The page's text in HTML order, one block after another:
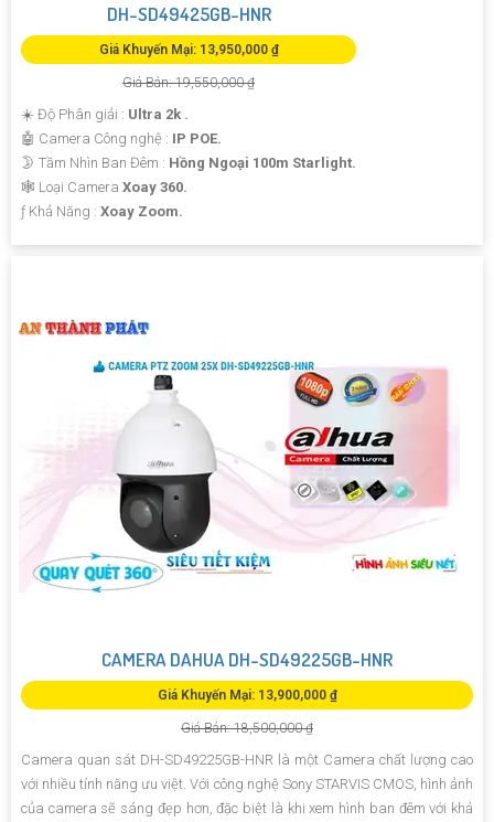
DH-SD49425GB-HNR
Giá Khuyến Mại: 13,950,000 ₫
Giá Bán: 19,550,000 ₫
☀️ Độ Phân giải : Ultra 2k .
🤖️ Camera Công nghệ : IP POE.
🌛 Tầm Nhìn Ban Đêm : Hồng Ngoại 100m Starlight.
🕸️ Loại Camera Xoay 360.
️ƒ Khả Năng : Xoay Zoom.
CAMERA DAHUA DH-SD49225GB-HNR
Giá Khuyến Mại: 13,900,000 ₫
Giá Bán: 18,500,000 ₫
Camera quan sát DH-SD49225GB-HNR là một Camera chất lượng cao
với nhiều tính năng ưu việt. Với công nghệ Sony STARVIS CMOS, hình ảnh
của camera sẽ sáng đẹp hơn, đặc biệt là khi xem hình ban đêm với khả